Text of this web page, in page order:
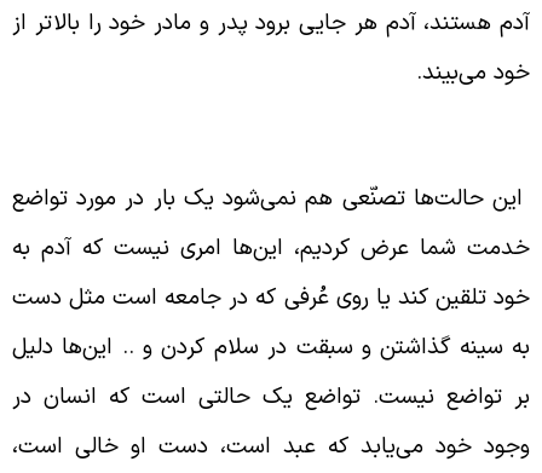
هستند، آدم هر جایی برود پدر و مادر خود را بالاتر از
می‌بیند.
حالت‌ها تصنّعی هم نمی‌شود یک بار در مورد تواضع
شما عرض کردیم، این‌ها امری نیست که آدم به
تلقین کند یا روی عُرفی که در جامعه‌ است مثل دست
سینه گذاشتن و سبقت در سلام کردن و .. این‌ها دلیل
تواضع نیست. تواضع یک حالتی است که انسان در
خود می‌یابد که عبد است، دست او خالی است،